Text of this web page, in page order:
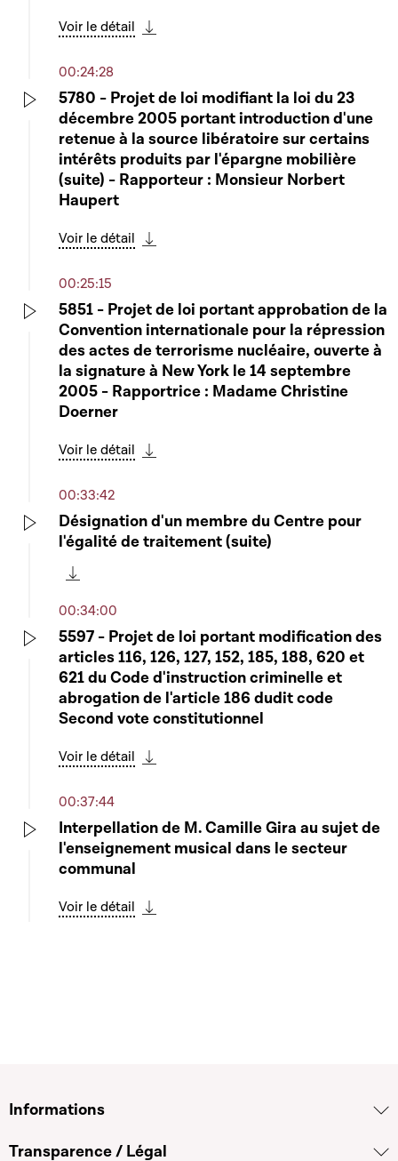
Voir le détail
00:24:28
5780 - Projet de loi modifiant la loi du 23
décembre 2005 portant introduction d'une
retenue à la source libératoire sur certains
intérêts produits par l'épargne mobilière
(suite) - Rapporteur : Monsieur Norbert
Haupert
Voir le détail
00:25:15
5851 - Projet de loi portant approbation de la
Convention internationale pour la répression
des actes de terrorisme nucléaire, ouverte à
la signature à New York le 14 septembre
2005 - Rapportrice : Madame Christine
Doerner
Voir le détail
00:33:42
Désignation d'un membre du Centre pour
l'égalité de traitement (suite)
00:34:00
5597 - Projet de loi portant modification des
articles 116, 126, 127, 152, 185, 188, 620 et
621 du Code d'instruction criminelle et
abrogation de l'article 186 dudit code
Second vote constitutionnel
Voir le détail
00:37:44
Interpellation de M. Camille Gira au sujet de
l'enseignement musical dans le secteur
communal
Voir le détail
Informations
Transparence / Légal